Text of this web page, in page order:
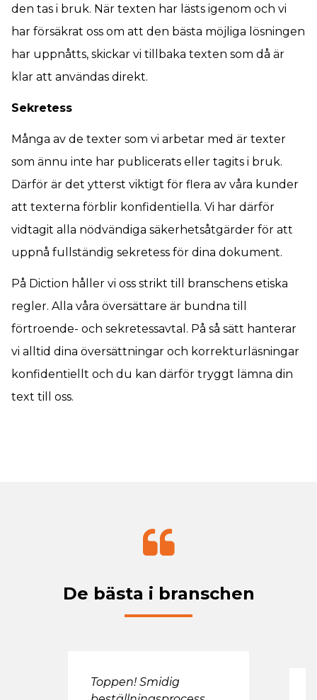
den tas i bruk. När texten har lästs igenom och vi
har försäkrat oss om att den bästa möjliga lösningen
har uppnåtts, skickar vi tillbaka texten som då är
klar att användas direkt.
Sekretess
Många av de texter som vi arbetar med är texter
som ännu inte har publicerats eller tagits i bruk.
Därför är det ytterst viktigt för flera av våra kunder
att texterna förblir konfidentiella. Vi har därför
vidtagit alla nödvändiga säkerhetsåtgärder för att
uppnå fullständig sekretess för dina dokument.
På Diction håller vi oss strikt till branschens etiska
regler. Alla våra översättare är bundna till
förtroende- och sekretessavtal. På så sätt hanterar
vi alltid dina översättningar och korrekturläsningar
konfidentiellt och du kan därför tryggt lämna din
text till oss.
De bästa i branschen
Toppen! Smidig